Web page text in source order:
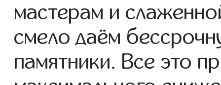
мастерам и
смело даём
памятники. Все это